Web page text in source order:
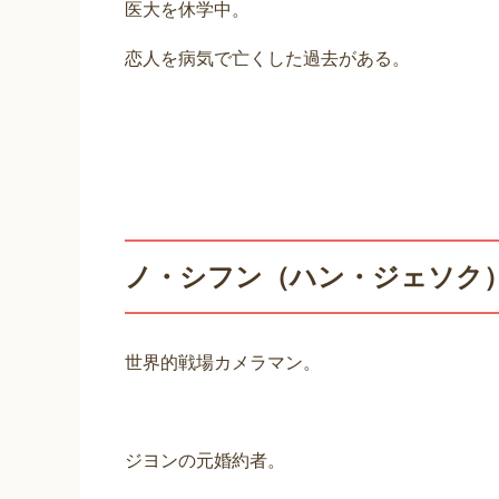
医大を休学中。
恋人を病気で亡くした過去がある。
ノ・シフン（ハン・ジェソク
世界的戦場カメラマン。
ジヨンの元婚約者。